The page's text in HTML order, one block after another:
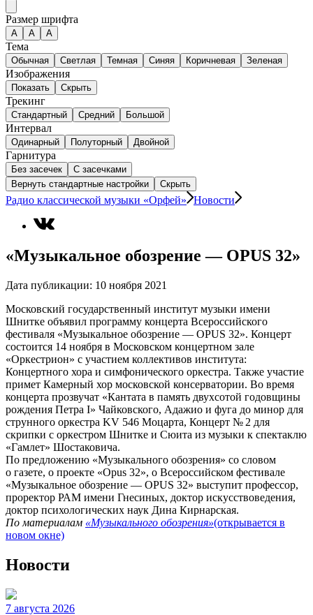
Размер шрифта
А A A
Тема
Обычная Светлая Темная Синяя Коричневая Зеленая
Изображения
Показать Скрыть
Трекинг
Стандартный Средний Большой
Интервал
Одинарный Полуторный Двойной
Гарнитура
Без засечек
С засечками
Вернуть стандартные настройки
Скрыть
Радио классической музыки «Орфей» Новости
«Музыкальное обозрение — OPUS 32»
Дата публикации: 10 ноября 2021
Московский государственный институт музыки имени
Шнитке объявил программу концерта Всероссийского
фестиваля «Музыкальное обозрение — OPUS 32». Концерт
состоится 14 ноября в Московском концертном зале
«Оркестрион» с участием коллективов института:
Концертного хора и симфонического оркестра. Также участие
примет Камерный хор московской консерватории. Во время
концерта прозвучат «Кантата в память двухсотой годовщины
рождения Петра I» Чайковского, Адажио и фуга до минор для
струнного оркестра KV 546 Моцарта, Концерт № 2 для
скрипки с оркестром Шнитке и Сюита из музыки к спектаклю
«Гамлет» Шостаковича.
По предложению «Музыкального обозрения» со словом
о газете, о проекте «Opus 32», о Всероссийском фестивале
«Музыкальное обозрение — OPUS 32» выступит профессор,
проректор РАМ имени Гнесиных, доктор искусствоведения,
доктор психологических наук Дина Кирнарская.
По материалам «Музыкального обозрения»(открывается в
новом окне)
Новости
7 августа 2026